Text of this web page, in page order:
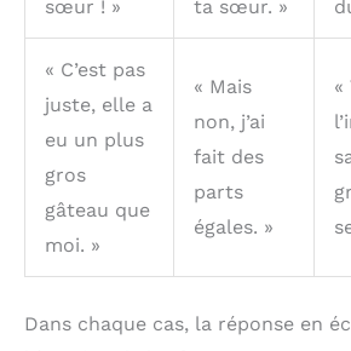
sœur ! »
ta sœur. »
« C’est pas
juste, elle a
eu un plus
gros
gâteau que
moi. »
« Mais
non, j’ai
fait des
parts
égales. »
«
Dans chaque cas, la réponse en